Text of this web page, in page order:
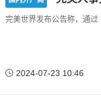
完美世界发布公告称，通过
2024-07-23 10:46